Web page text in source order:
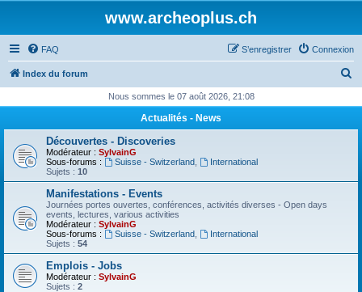
www.archeoplus.ch
FAQ Connexion
S’enregistrer
Index du forum
h
Nous sommes le 07 août 2026, 21:08
Actualités - News
Découvertes - Discoveries
Modérateur : SylvainG
Sous-forums :
Suisse - Switzerland,
International
Sujets : 10
Manifestations - Events
Journées portes ouvertes, conférences, activités diverses - Open days
events, lectures, various activities
Modérateur : SylvainG
Sous-forums :
Suisse - Switzerland,
International
Sujets : 54
Emplois - Jobs
Modérateur : SylvainG
Sujets : 2